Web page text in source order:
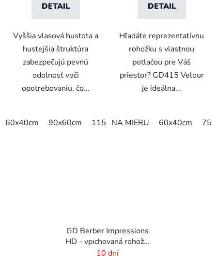
DETAIL
Vyššia vlasová hustota a
hustejšia štruktúra
zabezpečujú pevnú
odolnosť voči
opotrebovaniu, čo...
60x40cm 90x60cm 115x115cm 150x100cm
DETAIL
Hľadáte reprezentatívnu
rohožku s vlastnou
potlačou pre Váš
priestor? GD415 Velour
je ideálna...
NA MIERU 60x40cm
GD Berber Impressions
HD - vpichovaná rohož s
logom
10 dní